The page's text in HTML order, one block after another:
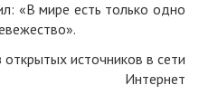
«В мире есть только одно
источников в сети
Интернет